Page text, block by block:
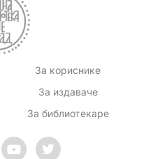
За кориснике
За издаваче
За библиотекаре